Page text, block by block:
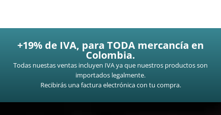
+19% de IVA, para TODA mercancía en
Colombia.
Todas nuestas ventas incluyen IVA ya que nuestros productos son
importados legalmente.
Recibirás una factura electrónica con tu compra.